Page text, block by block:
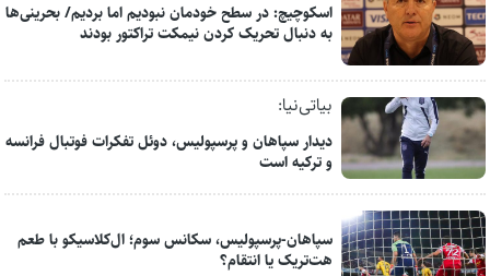
اسکوچیچ: در سطح خودمان نبودیم اما بردیم/ بحرینی‌ها
به دنبال تحریک کردن نیمکت تراکتور بودند
بیاتی‌نیا:
دیدار سپاهان و پرسپولیس، دوئل تفکرات فوتبال فرانسه
و ترکیه است
سپاهان-پرسپولیس، سکانس سوم؛ ال‌کلاسیکو با طعم
هت‌تریک یا انتقام؟